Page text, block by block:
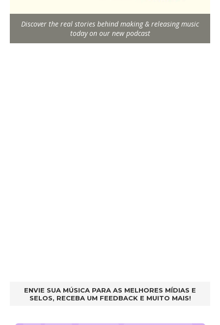
Discover the real stories behind making & releasing music
today on our new podcast
ENVIE SUA MÚSICA PARA AS MELHORES MÍDIAS E
SELOS, RECEBA UM FEEDBACK E MUITO MAIS!